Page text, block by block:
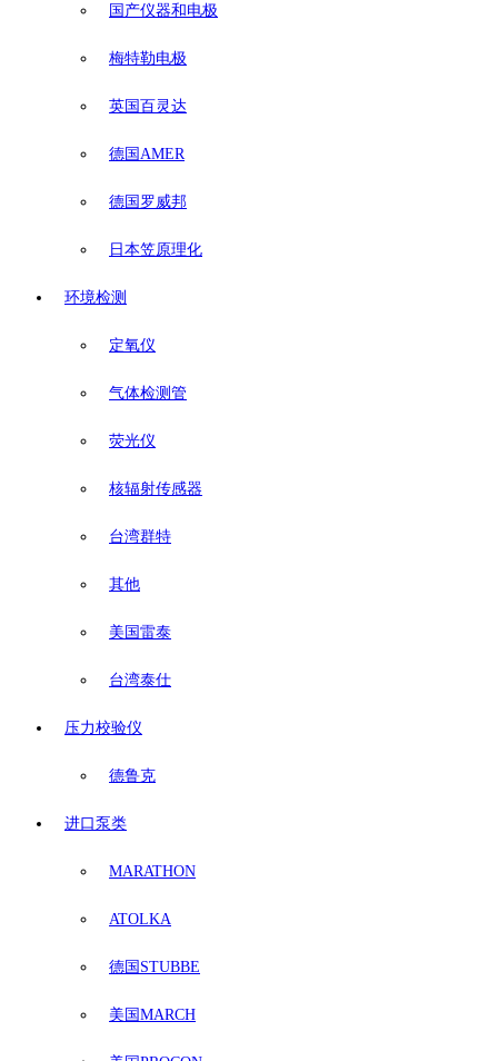
国产仪器和电极
梅特勒电极
英国百灵达
德国AMER
德国罗威邦
日本笠原理化
环境检测
定氧仪
气体检测管
荧光仪
核辐射传感器
台湾群特
其他
美国雷泰
台湾泰仕
压力校验仪
德鲁克
进口泵类
MARATHON
ATOLKA
德国STUBBE
美国MARCH